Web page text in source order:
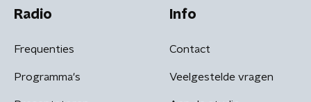
Radio
Frequenties
Programma's
Info
Contact
Veelgestelde vragen